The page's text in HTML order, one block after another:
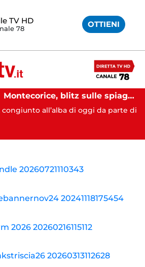
TV HD
78 OTTIENI
Montecorice, blitz sulle spiagge libere: sequestrati oltre 300 ombrelloni e lettini lasciati sull’arenile
congiunto all’alba di oggi da parte di